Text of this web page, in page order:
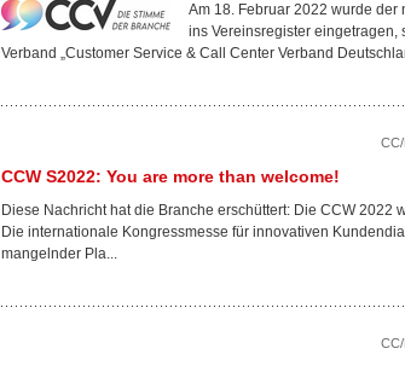
Am 18. Februar 2022 wurde der
ins Vereinsregister eingetragen,
Verband „Customer Service & Call Center Verband
CCW S2022: You are more than welcome!
Diese Nachricht hat die Branche erschüttert: Die CCW 2022
Die internationale Kongressmesse für innovativen
mangelnder Pla...